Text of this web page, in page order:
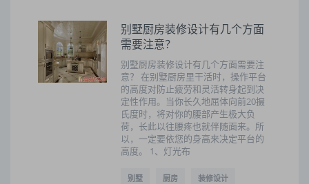
别墅厨房装修设计有几个方面
需要注意？
别墅厨房装修设计有几个方面需要注
意？ 在别墅厨房里干活时，操作平台
的高度对防止疲劳和灵活转身起到决
定性作用。当你长久地屈体向前20摄
氏度时，将对你的腰部产生极大负
荷，长此以往腰疼也就伴随面来。所
以，一定要依您的身高来决定平台的
高度。 1、灯光布
别墅 厨房 装修设计